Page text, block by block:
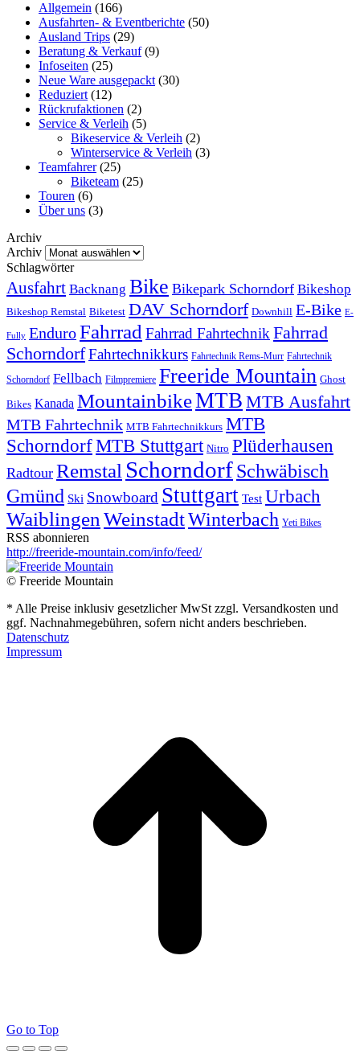
Allgemein (166)
Ausfahrten- & Eventberichte (50)
Ausland Trips (29)
Beratung & Verkauf(9)
Infoseiten (25)
Neue Ware ausgepackt (30)
Reduziert (12)
Rückrufaktionen (2)
Service & Verleih (5)
Bikeservice & Verleih (2)
Winterservice & Verleih (3)
Teamfahrer(25)
Biketeam (25)
Touren (6)
Über uns (3)
Archiv
Archiv
Schlagwörter
Ausfahrt Backnang Bike Bikepark Schorndorf Bikeshop
Bikeshop Remstal Biketest DAV Schorndorf Downhill E-Bike E-
Fully EnduroFahrrad Fahrrad Fahrtechnik Fahrrad
SchorndorfFahrtechnikkurs Fahrtechnik Rems-Murr Fahrtechnik
Schorndorf Fellbach Filmpremiere Freeride Mountain Ghost
Bikes Kanada MountainbikeMTB MTB Ausfahrt
MTB Fahrtechnik MTB Fahrtechnikkurs MTB
SchorndorfMTB Stuttgart Nitro Plüderhausen
Radtour Remstal SchorndorfSchwäbisch
Gmünd Ski Snowboard Stuttgart Test Urbach
Waiblingen WeinstadtWinterbach Yeti Bikes
RSS abonnieren
http://freeride-mountain.com/info/feed/
© Freeride Mountain
* Alle Preise inklusiv gesetzlicher MwSt zzgl. Versandkosten und
ggf. Nachnahmegebühren, sofern nicht anders beschrieben.
Datenschutz
Impressum
Go to Top